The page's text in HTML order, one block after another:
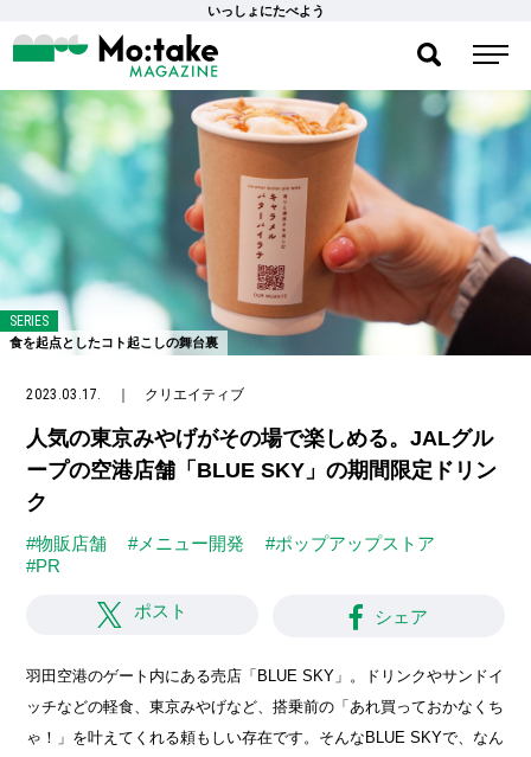
いっしょにたべよう
SERIES
食を起点としたコト起こしの舞台裏
2023.03.17. クリエイティブ
人気の東京みやげがその場で楽しめる。JALグル
ープの空港店舗「BLUE SKY」の期間限定ドリン
ク
#物販店舗 #メニュー開発
#ポップアップストア
#PR
ポスト シェア
羽田空港のゲート内にある売店「BLUE SKY」。ドリンクやサンドイ
ッチなどの軽食、東京みやげなど、搭乗前の「あれ買っておかなくち
ゃ！」を叶えてくれる頼もしい存在です。そんなBLUE SKYで、なん